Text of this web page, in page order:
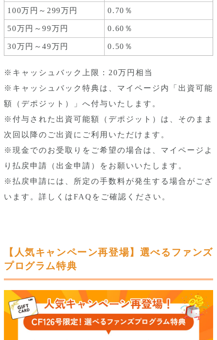
100万円～299万円 0.70％
50万円～99万円 0.60％
30万円～49万円 0.50％
※キャッシュバック上限：20万円相当
※キャッシュバック特典は、マイページ内「出資可能
額（デポジット）」へ付与いたします。
※付与された出資可能額（デポジット）は、そのまま
次回以降のご出資にご利用いただけます。
※現金でのお受取りをご希望の場合は、マイページよ
り払戻申請（出金申請）をお願いいたします。
※払戻申請には、所定の手数料が発生する場合がござ
います。詳しくはFAQをご確認ください。
【人気キャンペーン再登場】選べるファンズ
プログラム特典